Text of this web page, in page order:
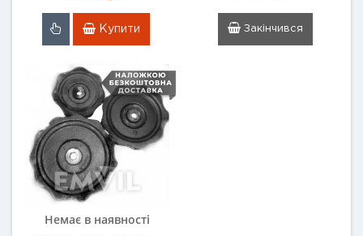
Купити Закінчився
Немає в наявності